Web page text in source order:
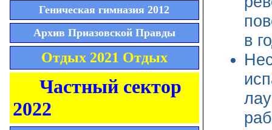
Геническая гимназия 2012
Архив Приазовской Правды
Отдых 2021 Отдых
Частный сектор
2022
в